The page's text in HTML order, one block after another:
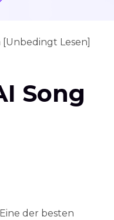
Lesen]
Song
der besten